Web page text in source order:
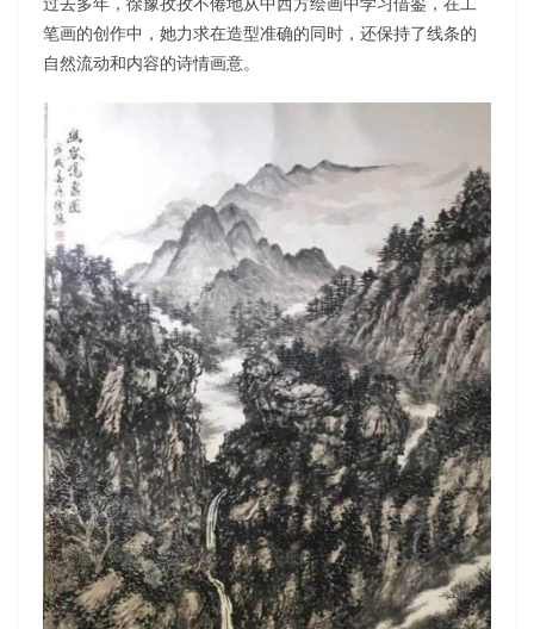
笔画的创作中，她力求在造型准确的同时，还保持了线条的
自然流动和内容的诗情画意。